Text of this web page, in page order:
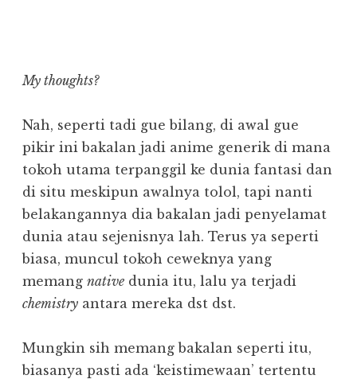
My thoughts?
Nah, seperti tadi gue bilang, di awal gue
pikir ini bakalan jadi anime generik di mana
tokoh utama terpanggil ke dunia fantasi dan
di situ meskipun awalnya tolol, tapi nanti
belakangannya dia bakalan jadi penyelamat
dunia atau sejenisnya lah. Terus ya seperti
biasa, muncul tokoh ceweknya yang
memang native dunia itu, lalu ya terjadi
chemistry antara mereka dst dst.
Mungkin sih memang bakalan seperti itu,
biasanya pasti ada ‘keistimewaan’ tertentu